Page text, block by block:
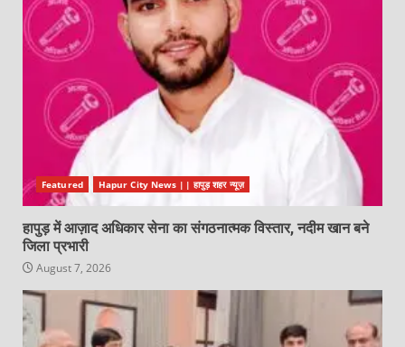
Featured Hapur City News || हापुड़ शहर न्यूज़
हापुड़ में आज़ाद अधिकार सेना का संगठनात्मक विस्तार, नदीम खान बने
जिला प्रभारी
August 7, 2026